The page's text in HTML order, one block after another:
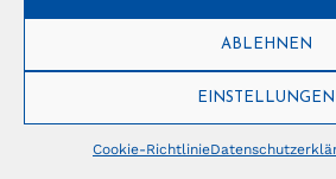
ABLEHNEN
EINSTELLUNGEN
Cookie-Richtlinie